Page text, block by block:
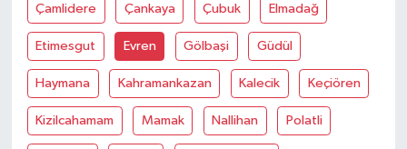
Çamlidere Çankaya Çubuk Elmadağ
Etimesgut Evren Gölbaşi Güdül
Haymana Kahramankazan Kalecik Keçiören
Kizilcahamam Mamak Nallihan Polatli